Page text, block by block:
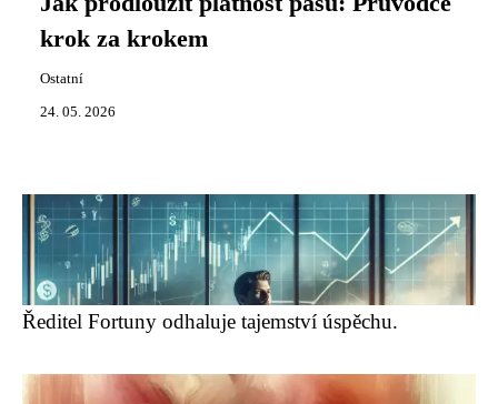
krok za krokem
Ostatní
24. 05. 2026
Ředitel Fortuny odhaluje tajemství úspěchu.